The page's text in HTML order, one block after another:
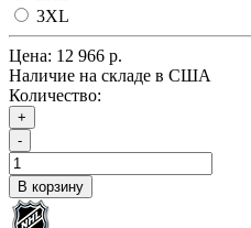
3XL
Цена: 12 966 р.
Наличие на складе в США
Количество:
+
-
В корзину